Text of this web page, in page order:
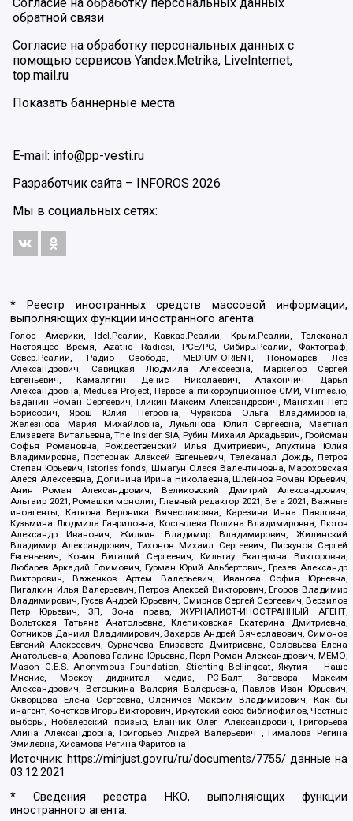
Согласие на обработку персональных данных
обратной связи
Согласие на обработку персональных данных с
помощью сервисов Yandex.Metrika, LiveInternet,
top.mail.ru
Показать баннерные места
E-mail: info@pp-vesti.ru
Разработчик сайта –
INFOROS 2026
Мы в социальных сетях:
* Реестр иностранных средств массовой информации,
выполняющих функции иностранного агента:
Голос Америки, Idel.Реалии, Кавказ.Реалии, Крым.Реалии, Телеканал
Настоящее Время, Azatliq Radiosi, PCE/PC, Сибирь.Реалии, Фактограф,
Север.Реалии, Радио Свобода, MEDIUM-ORIENT, Пономарев Лев
Александрович, Савицкая Людмила Алексеевна, Маркелов Сергей
Евгеньевич, Камалягин Денис Николаевич, Апахончич Дарья
Александровна, Medusa Project, Первое антикоррупционное СМИ, VTimes.io,
Баданин Роман Сергеевич, Гликин Максим Александрович, Маняхин Петр
Борисович, Ярош Юлия Петровна, Чуракова Ольга Владимировна,
Железнова Мария Михайловна, Лукьянова Юлия Сергеевна, Маетная
Елизавета Витальевна, The Insider SIA, Рубин Михаил Аркадьевич, Гройсман
Софья Романовна, Рождественский Илья Дмитриевич, Апухтина Юлия
Владимировна, Постернак Алексей Евгеньевич, Телеканал Дождь, Петров
Степан Юрьевич, Istories fonds, Шмагун Олеся Валентиновна, Мароховская
Алеся Алексеевна, Долинина Ирина Николаевна, Шлейнов Роман Юрьевич,
Анин Роман Александрович, Великовский Дмитрий Александрович,
Альтаир 2021, Ромашки монолит, Главный редактор 2021, Вега 2021, Важные
иноагенты, Каткова Вероника Вячеславовна, Карезина Инна Павловна,
Кузьмина Людмила Гавриловна, Костылева Полина Владимировна, Лютов
Александр Иванович, Жилкин Владимир Владимирович, Жилинский
Владимир Александрович, Тихонов Михаил Сергеевич, Пискунов Сергей
Евгеньевич, Ковин Виталий Сергеевич, Кильтау Екатерина Викторовна,
Любарев Аркадий Ефимович, Гурман Юрий Альбертович, Грезев Александр
Викторович, Важенков Артем Валерьевич, Иванова София Юрьевна,
Пигалкин Илья Валерьевич, Петров Алексей Викторович, Егоров Владимир
Владимирович, Гусев Андрей Юрьевич, Смирнов Сергей Сергеевич, Верзилов
Петр Юрьевич, ЗП, Зона права, ЖУРНАЛИСТ-ИНОСТРАННЫЙ АГЕНТ,
Вольтская Татьяна Анатольевна, Клепиковская Екатерина Дмитриевна,
Сотников Даниил Владимирович, Захаров Андрей Вячеславович, Симонов
Евгений Алексеевич, Сурначева Елизавета Дмитриевна, Соловьева Елена
Анатольевна, Арапова Галина Юрьевна, Перл Роман Александрович, МЕМО,
Mason G.E.S. Anonymous Foundation, Stichting Bellingcat, Якутия – Наше
Мнение, Москоу диджитал медиа, РС-Балт, Заговора Максим
Александрович, Ветошкина Валерия Валерьевна, Павлов Иван Юрьевич,
Скворцова Елена Сергеевна, Оленичев Максим Владимирович, Как бы
инагент, Кочетков Игорь Викторович, Иркутский союз библиофилов, Честные
выборы, Нобелевский призыв, Еланчик Олег Александрович, Григорьева
Алина Александровна, Григорьев Андрей Валерьевич , Гималова Регина
Эмилевна, Хисамова Регина Фаритовна
Источник: https://minjust.gov.ru/ru/documents/7755/ данные на
03.12.2021
* Сведения реестра НКО, выполняющих функции
иностранного агента: